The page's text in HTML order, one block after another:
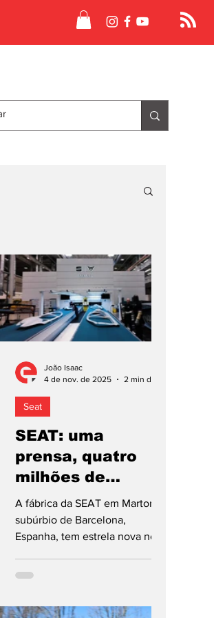
SEAT: uma
prensa, quatro
milhões de
peças/ano
A fábrica da SEAT em Martorell,
subúrbio de Barcelona,
Espanha, tem estrela nova no
apresentada como
Seat
João Isaac
4 de nov. de 2025